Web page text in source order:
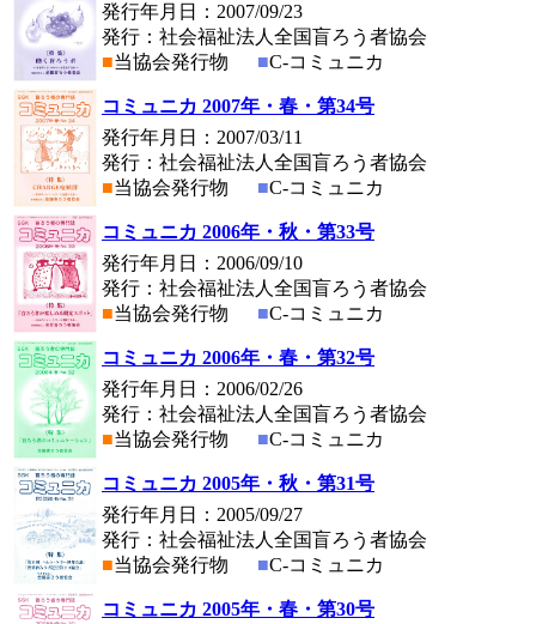
発行年月日：2007/09/23
発行：社会福祉法人全国盲ろう者協会
■当協会発行物 ■C-コミュニカ
コミュニカ 2007年・春・第34号
発行年月日：2007/03/11
発行：社会福祉法人全国盲ろう者協会
■当協会発行物 ■C-コミュニカ
コミュニカ 2006年・秋・第33号
発行年月日：2006/09/10
発行：社会福祉法人全国盲ろう者協会
■当協会発行物 ■C-コミュニカ
コミュニカ 2006年・春・第32号
発行年月日：2006/02/26
発行：社会福祉法人全国盲ろう者協会
■当協会発行物 ■C-コミュニカ
コミュニカ 2005年・秋・第31号
発行年月日：2005/09/27
発行：社会福祉法人全国盲ろう者協会
■当協会発行物 ■C-コミュニカ
コミュニカ 2005年・春・第30号